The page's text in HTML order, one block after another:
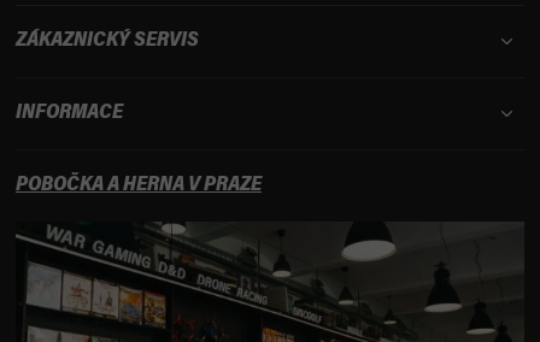
ZÁKAZNICKÝ SERVIS
INFORMACE
POBOČKA A HERNA V PRAZE